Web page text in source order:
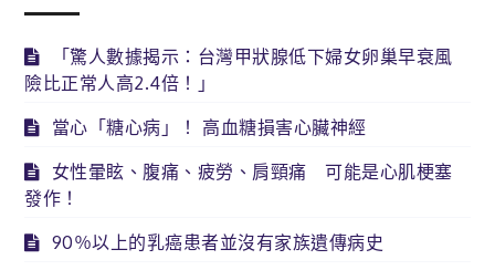
「驚人數據揭示：台灣甲狀腺低下婦女卵巢早衰風
險比正常人高2.4倍！」
當心「糖心病」！ 高血糖損害心臟神經
女性暈眩、腹痛、疲勞、肩頸痛 可能是心肌梗塞
發作！
90％以上的乳癌患者並沒有家族遺傳病史